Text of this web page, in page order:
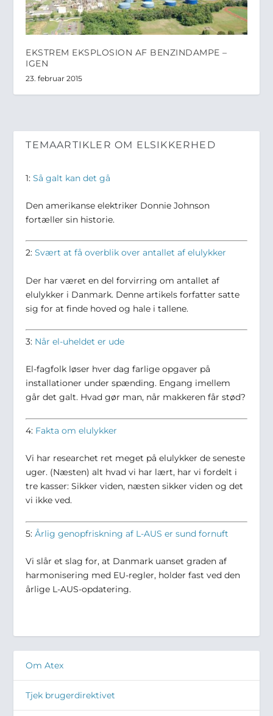
EKSTREM EKSPLOSION AF BENZINDAMPE –
IGEN
23. februar 2015
TEMAARTIKLER OM ELSIKKERHED
1:Så galt kan det gå
Den amerikanse elektriker Donnie Johnson
fortæller sin historie.
2:Svært at få overblik over antallet af elulykker
Der har været en del forvirring om antallet af
elulykker i Danmark. Denne artikels forfatter satte
sig for at finde hoved og hale i tallene.
3: Når el-uheldet er ude
El-fagfolk løser hver dag farlige opgaver på
installationer under spænding. Engang imellem
går det galt. Hvad gør man, når makkeren får stød?
4: Fakta om elulykker
Vi har researchet ret meget på elulykker de seneste
uger. (Næsten) alt hvad vi har lært, har vi fordelt i
tre kasser: Sikker viden, næsten sikker viden og det
vi ikke ved.
5:Årlig genopfriskning af L-AUS er sund fornuft
Vi slår et slag for, at Danmark uanset graden af
harmonisering med EU-regler, holder fast ved den
årlige L-AUS-opdatering.
Om Atex
Tjek brugerdirektivet